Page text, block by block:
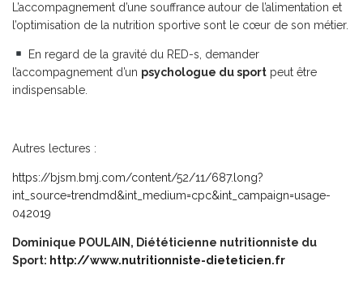
L’accompagnement d’une souffrance autour de l’alimentation et
l’optimisation de la nutrition sportive sont le cœur de son métier.
En regard de la gravité du RED-s, demander
l’accompagnement d’un psychologue du sport peut être
indispensable.
Autres lectures :
https://bjsm.bmj.com/content/52/11/687.long?
int_source=trendmd&int_medium=cpc&int_campaign=usage-
042019
Dominique POULAIN, Diététicienne nutritionniste du
Sport: http://www.nutritionniste-dieteticien.fr